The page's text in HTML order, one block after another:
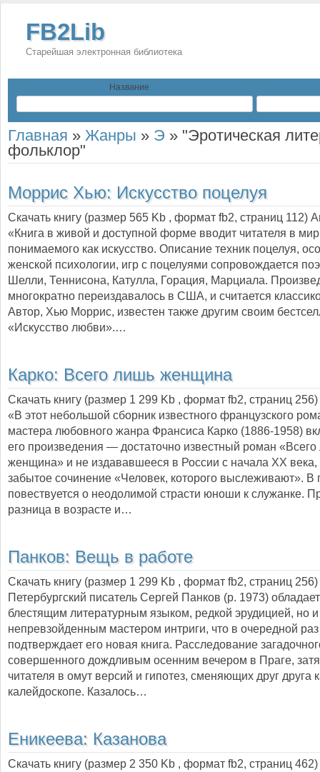
FB2Lib
Старейшая электронная библиотека
Название
Главная » Жанры » Э » "Эротическая
фольклор"
Моррис Хью: Искусство поцелуя
Скачать книгу (размер 565 Kb , формат fb2, страниц 112)
«Книга в живой и доступной форме вводит читателя в
понимаемого как искусство. Описание техник поцелуя,
женской психологии, игр с поцелуями сопровождается
Шелли, Теннисона, Катулла, Горация, Марциала.
многократно переиздавалось в США, и считается
Автор, Хью Моррис, известен также другим своим
«Искусство любви».…
Карко: Всего лишь женщина
Скачать книгу (размер 1 299 Kb , формат fb2, страниц 256
«В этот небольшой сборник известного французского
мастера любовного жанра Франсиса Карко (1886-1958)
его произведения — достаточно известный роман
женщина» и не издававшееся в России с начала XX века,
забытое сочинение «Человек, которого выслеживают». В
повествуется о неодолимой страсти юноши к служанке.
разница в возрасте и…
Панков: Вещь в работе
Скачать книгу (размер 1 299 Kb , формат fb2, страниц 256
Петербургский писатель Сергей Панков (р. 1973)
блестящим литературным языком, редкой эрудицией, но и
непревзойденным мастером интриги, что в очередной раз
подтверждает его новая книга. Расследование
совершенного дождливым осенним вечером в Праге,
читателя в омут версий и гипотез, сменяющих друг друга
калейдоскопе. Казалось…
Еникеева: Казанова
Скачать книгу (размер 2 350 Kb , формат fb2, страниц 462